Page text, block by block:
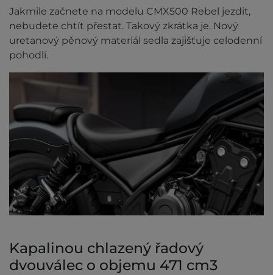
Jakmile začnete na modelu CMX500 Rebel jezdit,
nebudete chtít přestat. Takový zkrátka je. Nový
uretanový pěnový materiál sedla zajišťuje celodenní
pohodlí.
Kapalinou chlazený řadový
dvouválec o objemu 471 cm3